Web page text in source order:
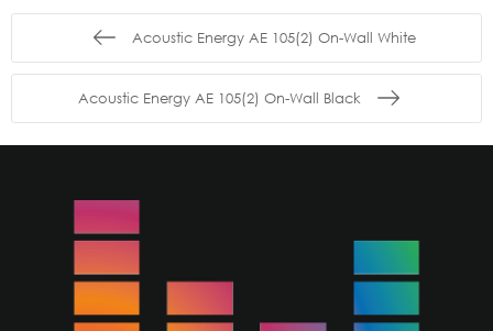
Acoustic Energy AE 105(2) On-Wall White
Acoustic Energy AE 105(2) On-Wall Black